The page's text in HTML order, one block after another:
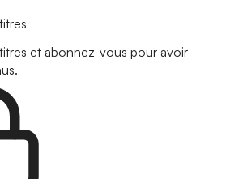
et abonnez-vous pour avoir